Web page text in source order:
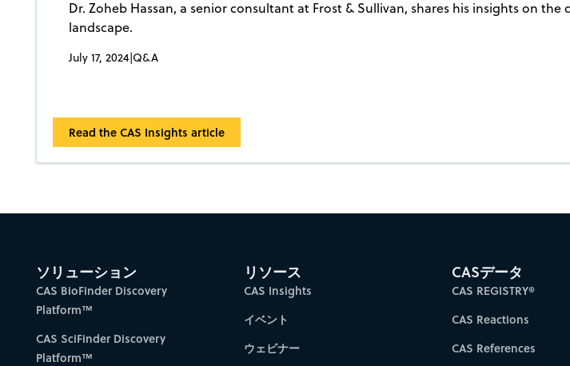
Dr. Zoheb Hassan, a senior consultant at Frost & Sullivan, shares his insights on
landscape.
July 17, 2024|Q&A
Read the CAS Insights article
ソリューション
CAS BioFinder Discovery
Platform™
CAS SciFinder Discovery
Platform™
リソース
CAS Insights
イベント
ウェビナー
CASデータ
CAS REGISTRY®
CAS Reactions
CAS References